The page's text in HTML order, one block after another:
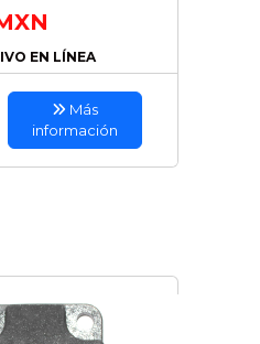
EN LÍNEA
Más
información